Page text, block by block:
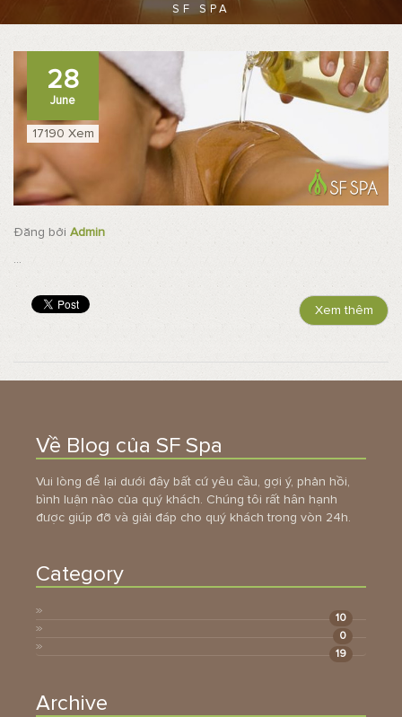
SF SPA
28
June
17190 Xem
Đăng bởi Admin
...
Xem thêm
Về Blog của SF Spa
Vui lòng để lại dưới đây bất cứ yêu cầu, gợi ý, phản hồi,
bình luận nào của quý khách. Chúng tôi rất hân hạnh
được giúp đỡ và giải đáp cho quý khách trong vòn 24h.
Category
10
0
19
Archive